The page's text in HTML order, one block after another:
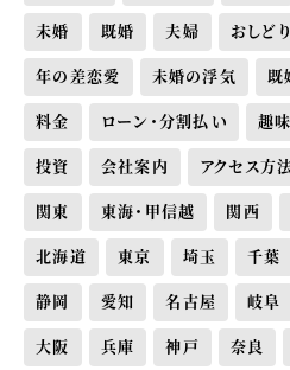
未婚 既婚 夫婦 おしど
年の差恋愛 未婚の浮気 既
料金 ローン・分割払い 趣味
投資 会社案内 アクセス方
関東 東海・甲信越 関西
北海道 東京 埼玉 千葉
静岡 愛知 名古屋 岐阜
大阪 兵庫 神戸 奈良